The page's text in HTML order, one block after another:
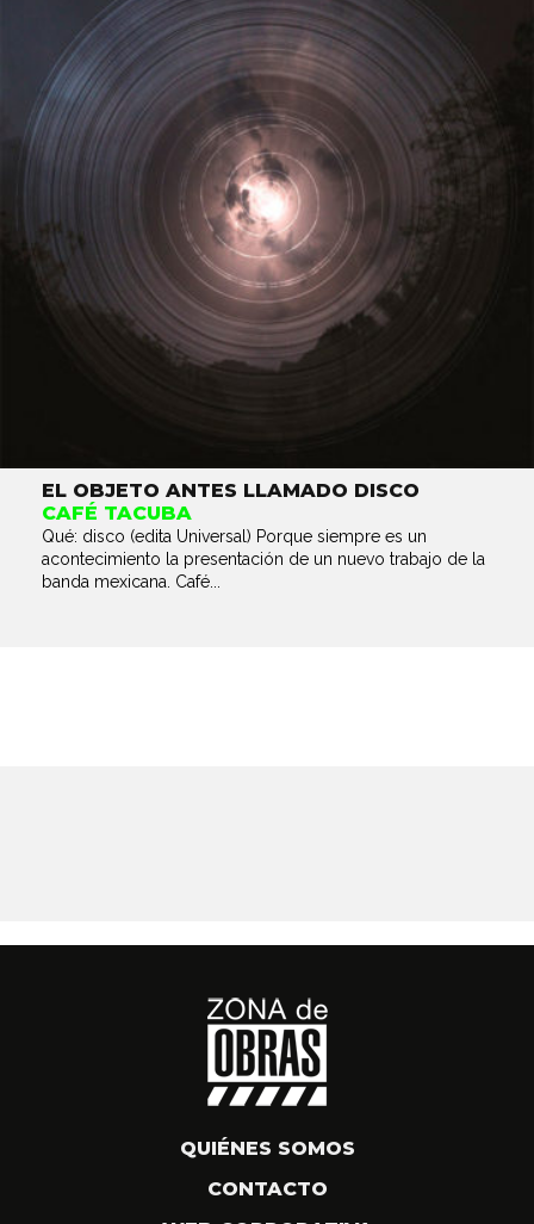
EL OBJETO ANTES LLAMADO DISCO
CAFÉ TACUBA
Qué: disco (edita Universal) Porque siempre es un
acontecimiento la presentación de un nuevo trabajo de la
banda mexicana. Café...
QUIÉNES SOMOS
CONTACTO